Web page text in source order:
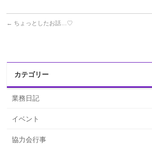
← ちょっとしたお話…♡
カテゴリー
業務日記
イベント
協力会行事